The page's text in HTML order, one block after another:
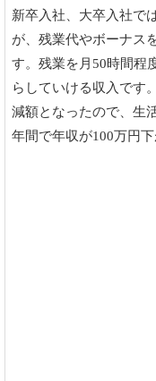
新卒入社、大卒入社で
が、残業代やボーナス
す。残業を月50時間程
らしていける収入です
減額となったので、生
年間で年収が100万円下